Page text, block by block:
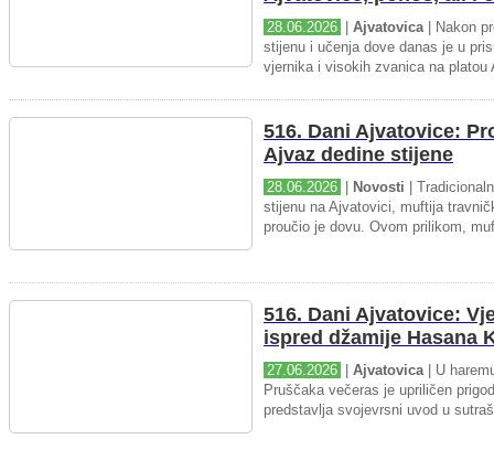
28.06.2026 Ajvatovica| Nakon
stijenu i učenja dove danas je u
vjernika i visokih zvanica na platou
516. Dani Ajvatovice:
Ajvaz dedine stijene
28.06.2026 Novosti |
stijenu na Ajvatovici, muftija
proučio je dovu. Ovom prilikom,
516. Dani Ajvatovice:
ispred džamije Hasana
27.06.2026 Ajvatovica| U
Pruščaka večeras je upriličen
predstavlja svojevrsni uvod u